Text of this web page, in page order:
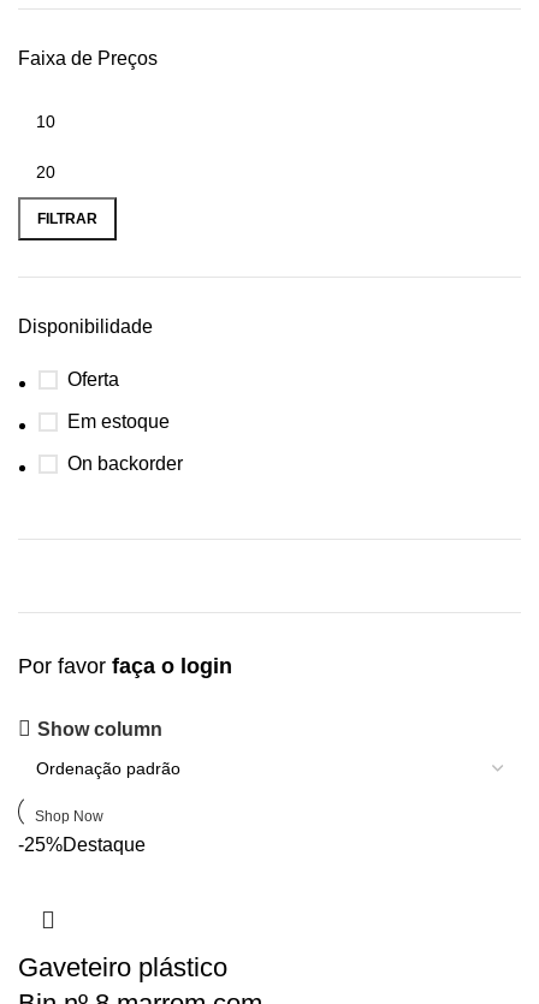
Faixa de Preços
FILTRAR
Disponibilidade
Oferta
Em estoque
On backorder
Por favor faça o login
Upholstered chair
Shop Now
Show column
-25%Destaque
Gaveteiro plástico